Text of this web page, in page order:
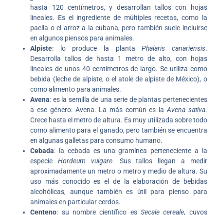
hasta 120 centímetros, y desarrollan tallos con hojas
lineales. Es el ingrediente de múltiples recetas, como la
paella o el arroz a la cubana, pero también suele incluirse
en algunos piensos para animales.
Alpiste: lo produce la plantaPhalaris canariensis.
Desarrolla tallos de hasta 1 metro de alto, con hojas
lineales de unos 40 centímetros de largo. Se utiliza como
bebida (leche de alpiste, o el atole de alpiste de México), o
como alimento para animales.
Avena: es la semilla de una serie de plantas pertenecientes
a ese género: Avena. La más común es la Avena sativa.
Crece hasta el metro de altura. Es muy utilizada sobre todo
como alimento para el ganado, pero también se encuentra
en algunas galletas para consumo humano.
Cebada: la cebada es una gramínea perteneciente a la
especieHordeum vulgare. Sus tallos llegan a medir
aproximadamente un metro o metro y medio de altura. Su
uso más conocido es el de la elaboración de bebidas
alcohólicas, aunque también es útil para pienso para
animales en particular cerdos.
Centeno: su nombre científico es Secale cereale, cuyos